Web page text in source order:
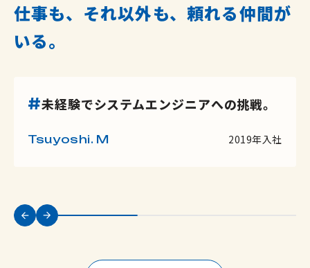
Strengths
アクティブフュージョンズの3つの強み
数字で見るアクティブフュージョンズ
Company
企業情報
事例紹介
仕事も、それ以外も、頼れる仲間が
いる。
#未経験でシステムエンジニアへの挑戦。
Tsuyoshi. M 2019年入社